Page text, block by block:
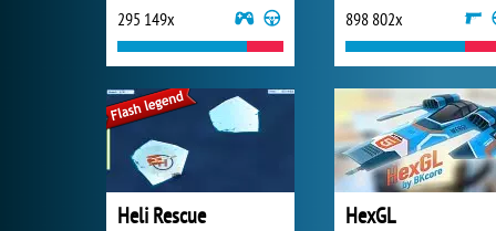
295 149x 898 802x
Heli Rescue HexGL